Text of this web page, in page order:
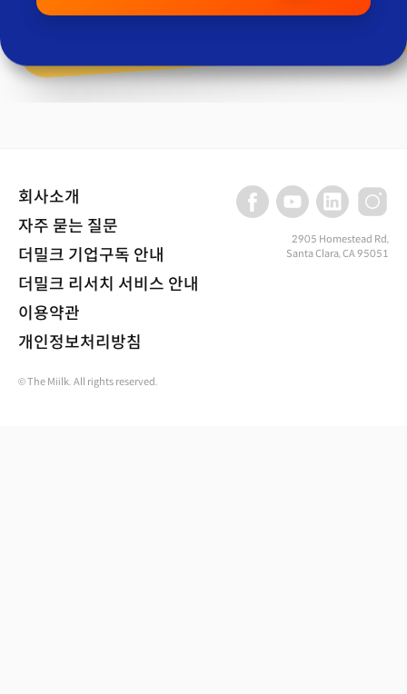
회사소개
자주 묻는 질문
더밀크 기업구독 안내
더밀크 리서치 서비스 안내
이용약관
개인정보처리방침
2905 Homestead Rd,
Santa Clara, CA 95051
© The Miilk. All rights reserved.